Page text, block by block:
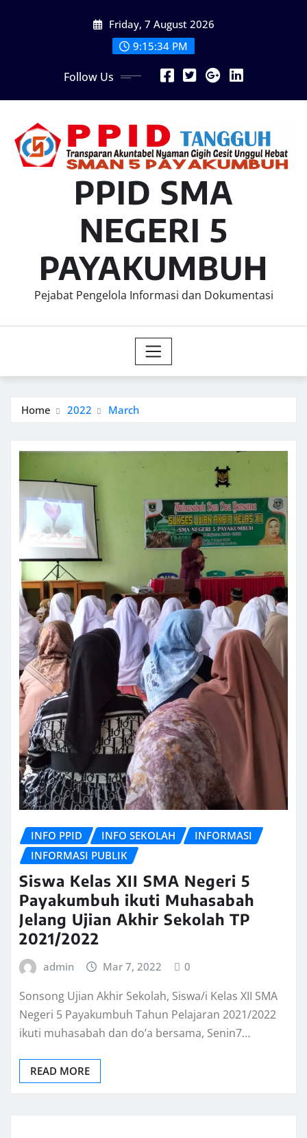
Friday, 7 August 2026
9:15:35 PM
Follow Us
PPID SMA
NEGERI 5
PAYAKUMBUH
Pejabat Pengelola Informasi dan Dokumentasi
Home 2022 March
INFO PPID INFO SEKOLAH
INFORMASI
INFORMASI PUBLIK
Siswa Kelas XII SMA Negeri 5
Payakumbuh ikuti Muhasabah
Jelang Ujian Akhir Sekolah TP
2021/2022
admin Mar 7, 2022 0
Sonsong Ujian Akhir Sekolah, Siswa/i Kelas XII SMA
Negeri 5 Payakumbuh Tahun Pelajaran 2021/2022
ikuti muhasabah dan do’a bersama, Senin7…
READ MORE